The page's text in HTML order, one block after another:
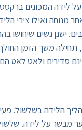
לידה המכונים
מנוחה ואילו צירי
ישנן נשים שיחושו
משך הזמן
סדירים ולאט לאט
הלידה בשלשול.
מבשר על לידה.